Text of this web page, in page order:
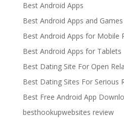
Best Android Apps
Best Android Apps and Games
Best Android Apps for Mobile
Best Android Apps for Tablets
Best Dating Site For Open
Best Dating Sites For Serious
Best Free Android App
besthookupwebsites review